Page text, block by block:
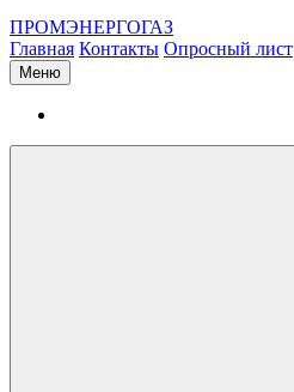
ПРОМЭНЕРГОГАЗ
Главная Контакты Опросный лист
Меню